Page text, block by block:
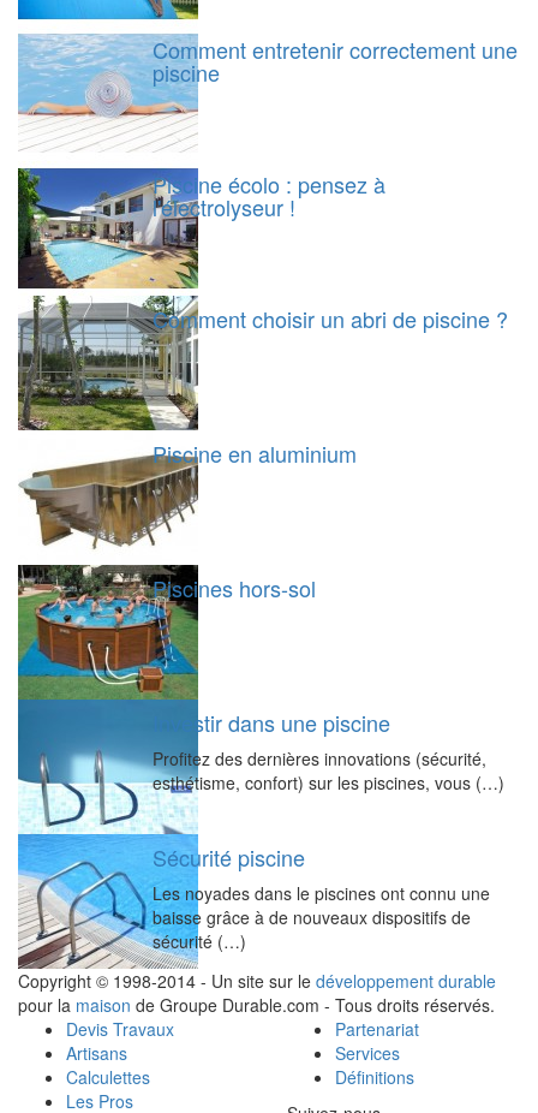
Comment entretenir correctement une
piscine
Piscine écolo : pensez à
l'électrolyseur !
Comment choisir un abri de piscine ?
Piscine en aluminium
Piscines hors-sol
Investir dans une piscine
Profitez des dernières innovations (sécurité,
esthétisme, confort) sur les piscines, vous (…)
Sécurité piscine
Les noyades dans le piscines ont connu une
baisse grâce à de nouveaux dispositifs de
sécurité (…)
Copyright © 1998-2014 - Un site sur le développement durable
pour la maison de Groupe Durable.com - Tous droits réservés.
Devis Travaux
Artisans
Calculettes
Les Pros
Partenariat
Services
Définitions